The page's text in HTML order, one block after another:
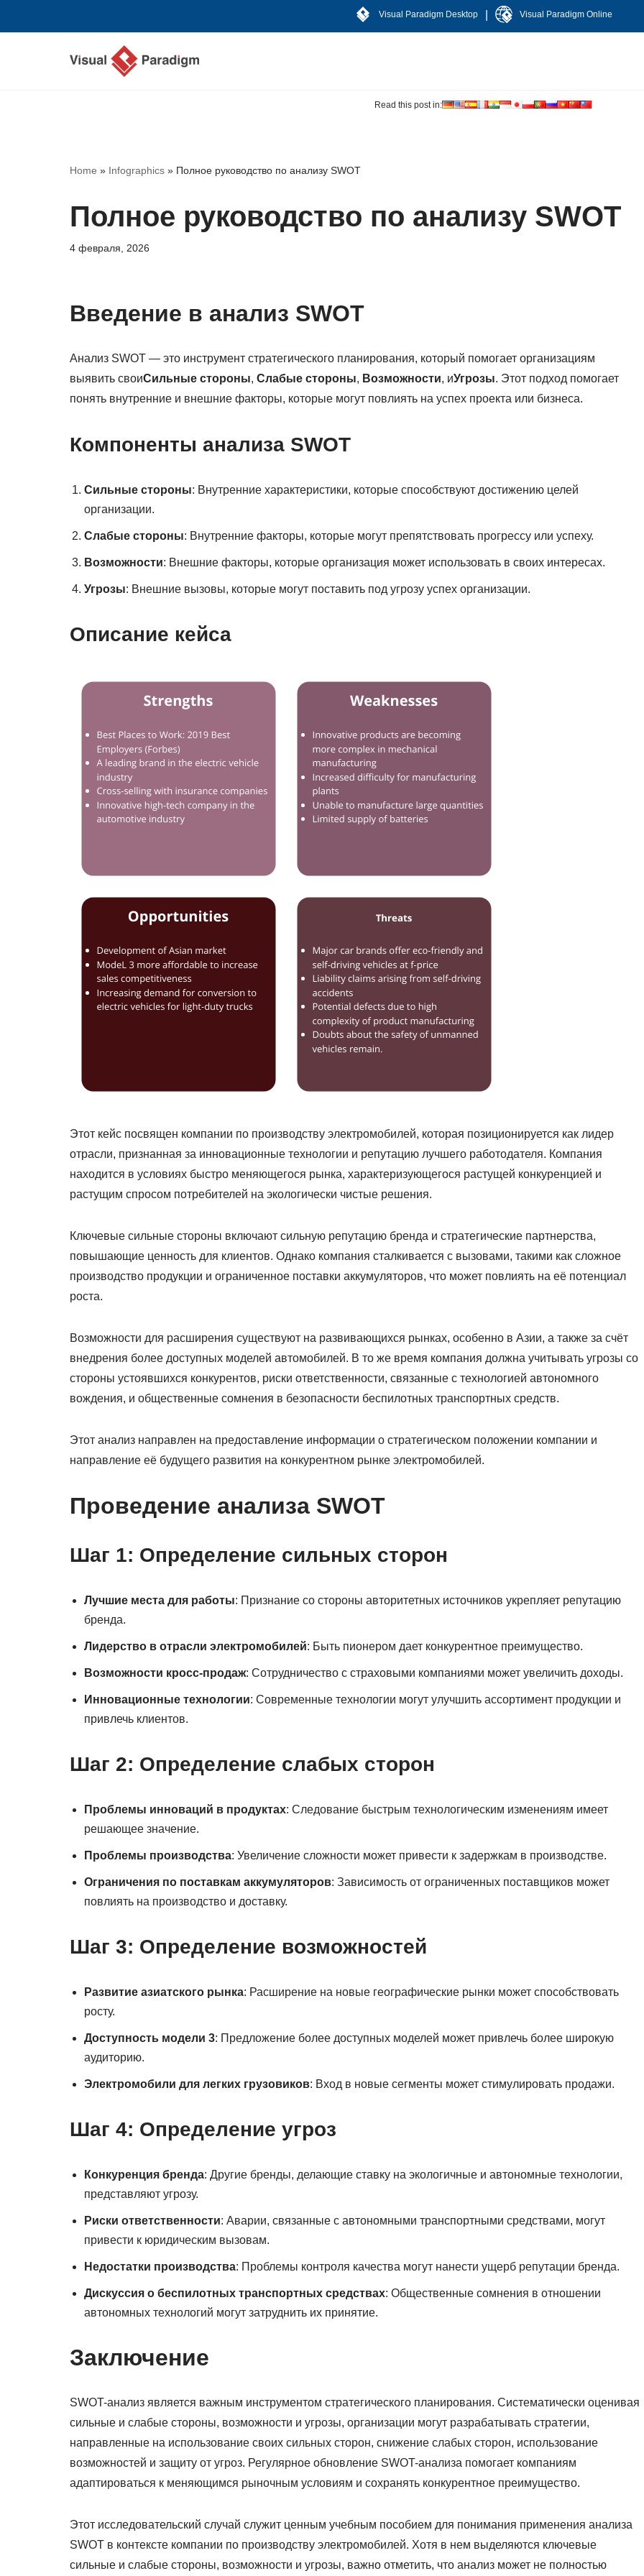
Visual Paradigm Desktop Visual Paradigm Online
Read this post in:
Home » Infographics » Полное руководство по анализу SWOT
Полное руководство по анализу SWOT
4 февраля, 2026
Введение в анализ SWOT
Анализ SWOT — это инструмент стратегического планирования, который помогает организациям
выявить своиСильные стороны, Слабые стороны, Возможности, иУгрозы. Этот подход помогает
понять внутренние и внешние факторы, которые могут повлиять на успех проекта или бизнеса.
Компоненты анализа SWOT
Сильные стороны: Внутренние характеристики, которые способствуют достижению целей
организации.
Слабые стороны: Внутренние факторы, которые могут препятствовать прогрессу или успеху.
Возможности: Внешние факторы, которые организация может использовать в своих интересах.
Угрозы: Внешние вызовы, которые могут поставить под угрозу успех организации.
Описание кейса
Этот кейс посвящен компании по производству электромобилей, которая позиционируется как лидер
отрасли, признанная за инновационные технологии и репутацию лучшего работодателя. Компания
находится в условиях быстро меняющегося рынка, характеризующегося растущей конкуренцией и
растущим спросом потребителей на экологически чистые решения.
Ключевые сильные стороны включают сильную репутацию бренда и стратегические партнерства,
повышающие ценность для клиентов. Однако компания сталкивается с вызовами, такими как сложное
производство продукции и ограниченное поставки аккумуляторов, что может повлиять на её потенциал
роста.
Возможности для расширения существуют на развивающихся рынках, особенно в Азии, а также за счёт
внедрения более доступных моделей автомобилей. В то же время компания должна учитывать угрозы со
стороны устоявшихся конкурентов, риски ответственности, связанные с технологией автономного
вождения, и общественные сомнения в безопасности беспилотных транспортных средств.
Этот анализ направлен на предоставление информации о стратегическом положении компании и
направление её будущего развития на конкурентном рынке электромобилей.
Проведение анализа SWOT
Шаг 1: Определение сильных сторон
Лучшие места для работы: Признание со стороны авторитетных источников укрепляет репутацию
бренда.
Лидерство в отрасли электромобилей: Быть пионером дает конкурентное преимущество.
Возможности кросс-продаж: Сотрудничество с страховыми компаниями может увеличить доходы.
Инновационные технологии: Современные технологии могут улучшить ассортимент продукции и
привлечь клиентов.
Шаг 2: Определение слабых сторон
Проблемы инноваций в продуктах: Следование быстрым технологическим изменениям имеет
решающее значение.
Проблемы производства: Увеличение сложности может привести к задержкам в производстве.
Ограничения по поставкам аккумуляторов: Зависимость от ограниченных поставщиков может
повлиять на производство и доставку.
Шаг 3: Определение возможностей
Развитие азиатского рынка: Расширение на новые географические рынки может способствовать
росту.
Доступность модели 3: Предложение более доступных моделей может привлечь более широкую
аудиторию.
Электромобили для легких грузовиков: Вход в новые сегменты может стимулировать продажи.
Шаг 4: Определение угроз
Конкуренция бренда: Другие бренды, делающие ставку на экологичные и автономные технологии,
представляют угрозу.
Риски ответственности: Аварии, связанные с автономными транспортными средствами, могут
привести к юридическим вызовам.
Недостатки производства: Проблемы контроля качества могут нанести ущерб репутации бренда.
Дискуссия о беспилотных транспортных средствах: Общественные сомнения в отношении
автономных технологий могут затруднить их принятие.
Заключение
SWOT-анализ является важным инструментом стратегического планирования. Систематически оценивая
сильные и слабые стороны, возможности и угрозы, организации могут разрабатывать стратегии,
направленные на использование своих сильных сторон, снижение слабых сторон, использование
возможностей и защиту от угроз. Регулярное обновление SWOT-анализа помогает компаниям
адаптироваться к меняющимся рыночным условиям и сохранять конкурентное преимущество.
Этот исследовательский случай служит ценным учебным пособием для понимания применения анализа
SWOT в контексте компании по производству электромобилей. Хотя в нем выделяются ключевые
сильные и слабые стороны, возможности и угрозы, важно отметить, что анализ может не полностью